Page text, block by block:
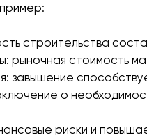
строительства
рыночная стоимость
завышение
о
риски и